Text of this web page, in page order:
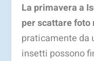
La primavera a
per scattare
praticamente da
insetti possono